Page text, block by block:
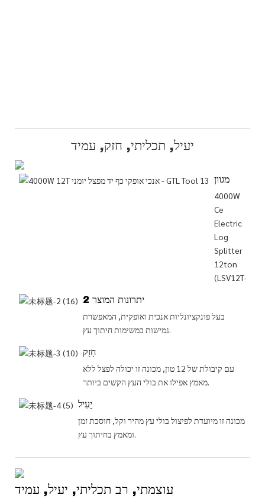
יעיל, תכליתי, חזק, עמיד
מגוון
4000W
Ce
Electric
Log
Splitter
12ton
(LSV12T-
יתרונות המוצר 2
בעל פונקציונליות אנכית ואופקית, המאפשרת
גמישות במשימות חיתוך עץ.
חָזָק
עם קיבולת של 12 טון, מכונה זו יכולה לפצל ללא
מאמץ אפילו את בולי העץ הקשים ביותר.
יָעִיל
מכונה זו מיועדת לפיצול בולי עץ מהיר וקל, חוסכת זמן
ומאמץ בחיתוך עץ.
עוצמתי, רב תכליתי, יעיל, עמיד